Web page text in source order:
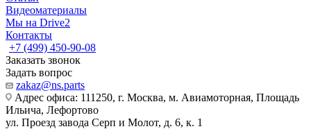
Видеоматериалы
Мы на Drive2
Контакты
+7 (499) 450-90-08
Заказать звонок
Задать вопрос
zakaz@ns.parts
Адрес офиса: 111250, г. Москва, м. Авиамоторная, Площадь
Ильича, Лефортово
ул. Проезд завода Серп и Молот, д. 6, к. 1